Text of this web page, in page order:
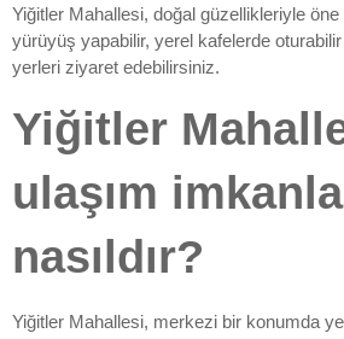
Yiğitler Mahallesi, doğal güzellikleriyle
yürüyüş yapabilir, yerel kafelerde
yerleri ziyaret edebilirsiniz.
Yiğitler
ulaşım
nasıldır?
Yiğitler Mahallesi, merkezi bir konumda